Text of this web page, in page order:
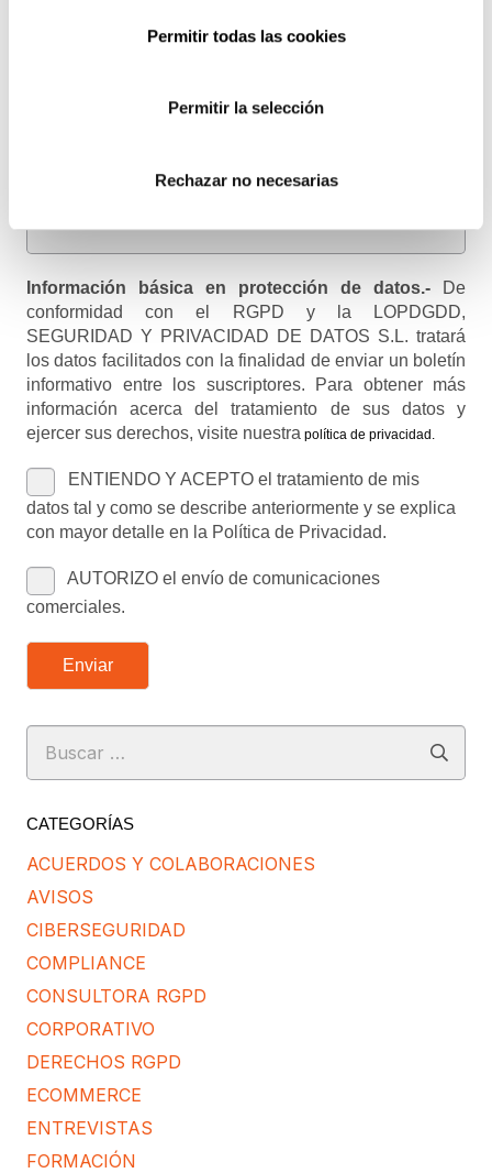
Permitir todas las cookies
Permitir la selección
Rechazar no necesarias
Nombre (opcional)
Información básica en protección de datos.- De
conformidad con el RGPD y la LOPDGDD,
SEGURIDAD Y PRIVACIDAD DE DATOS S.L. tratará
los datos facilitados con la finalidad de enviar un boletín
informativo entre los suscriptores. Para obtener más
información acerca del tratamiento de sus datos y
ejercer sus derechos, visite nuestra política de privacidad .
ENTIENDO Y ACEPTO el tratamiento de mis
datos tal y como se describe anteriormente y se explica
con mayor detalle en la Política de Privacidad.
AUTORIZO el envío de comunicaciones
comerciales.
Enviar
Buscar:
CATEGORÍAS
ACUERDOS Y COLABORACIONES
AVISOS
CIBERSEGURIDAD
COMPLIANCE
CONSULTORA RGPD
CORPORATIVO
DERECHOS RGPD
ECOMMERCE
ENTREVISTAS
FORMACIÓN